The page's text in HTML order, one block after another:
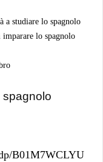
a studiare lo spagnolo
lo spagnolo
spagnolo
B01M7WCLYU